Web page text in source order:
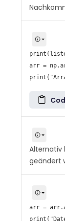
arr =
Alternativ
geändert
arr =